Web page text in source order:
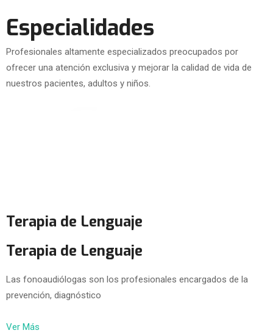
Especialidades
Profesionales altamente especializados preocupados por
ofrecer una atención exclusiva y mejorar la calidad de vida de
nuestros pacientes, adultos y niños.
Terapia de Lenguaje
Terapia de Lenguaje
Las fonoaudiólogas son los profesionales encargados de la
prevención, diagnóstico
Ver Más